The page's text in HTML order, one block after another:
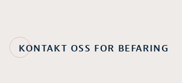
KONTAKT OSS FOR BEFARING